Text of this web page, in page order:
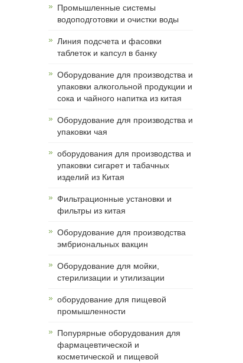
Промышленные системы
водоподготовки и очистки воды
Линия подсчета и фасовки
таблеток и капсул в банку
Оборудование для производства и
упаковки алкогольной продукции и
сока и чайного напитка из китая
Оборудование для производства и
упаковки чая
оборудования для производства и
упаковки сигарет и табачных
изделий из Китая
Фильтрационные установки и
фильтры из китая
Оборудование для производства
эмбриональных вакцин
Оборудование для мойки,
стерилизации и утилизации
оборудование для пищевой
промышленности
Попурярные оборудования для
фармацевтической и
косметической и пищевой